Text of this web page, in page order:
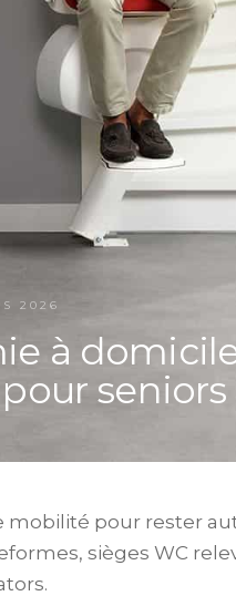
2026
à
seniors
mobilité pour rester
sièges WC